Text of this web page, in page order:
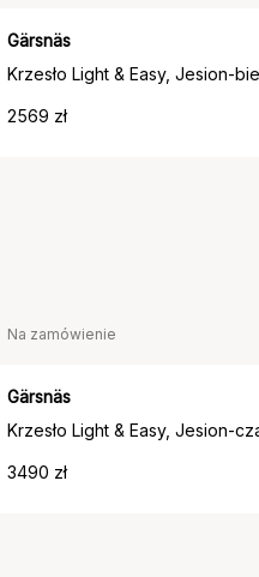
Gärsnäs
2569 zł
Na zamówienie
Gärsnäs
3490 zł